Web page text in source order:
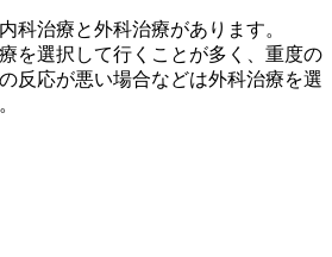
科治療と外科治療があります。
を選択して行くことが多く、重度の
反応が悪い場合などは外科治療を選